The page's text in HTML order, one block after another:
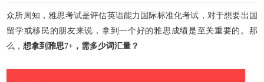
众所周知，雅思考试是评估英语能力国际标准化考试，对于想要出国
留学或移民的朋友来说，拿到一个好的雅思成绩是至关重要的。那
么，想拿到雅思7+，需多少词汇量？